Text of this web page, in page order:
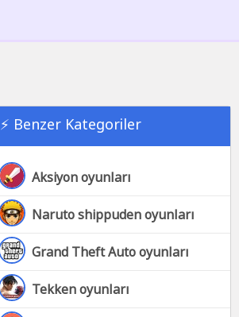
⚡ Benzer Kategoriler
Aksiyon oyunları
Naruto shippuden oyunları
Grand Theft Auto oyunları
Tekken oyunları